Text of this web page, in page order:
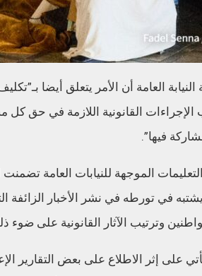
النيابة العامة أن الأمر يتعلق أيضا
الإجراءات القانونية اللازمة في حق
فيها”.
الموجهة للنيابات العامة تضمنت
في تورطه في نشر الأخبار الزائفة
وترتيب الآثار القانونية على ضوء
على إثر الاطلاع على بعض التقارير